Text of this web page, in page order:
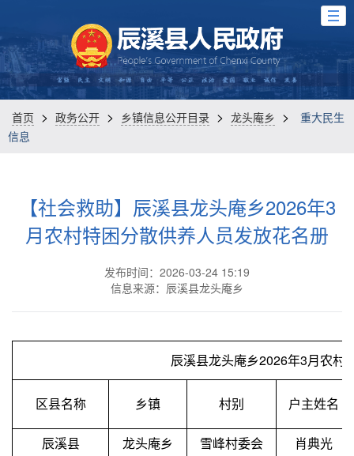
首页 > 政务公开 > 乡镇信息公开目录 > 龙头庵乡 >
重大民生
信息
【社会救助】辰溪县龙头庵乡2026年3
月农村特困分散供养人员发放花名册
发布时间：2026-03-24 15:19
信息来源：辰溪县龙头庵乡
辰溪县龙头庵乡2026年3月农村
区县名称 乡镇 村别 户主姓名
辰溪县 龙头庵乡 雪峰村委会
肖典光